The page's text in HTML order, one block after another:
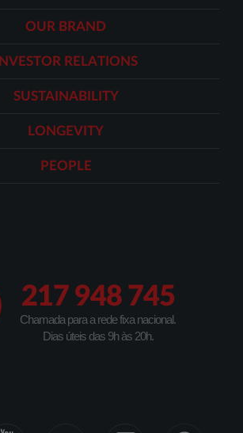
OUR BRAND
INVESTOR RELATIONS
SUSTAINABILITY
LONGEVITY
PEOPLE
217 948 745
Chamada para a rede fixa nacional.
Dias úteis das 9h às 20h.